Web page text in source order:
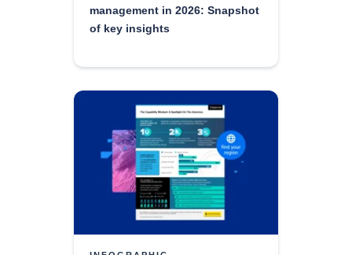
management in 2026: Snapshot
of key insights